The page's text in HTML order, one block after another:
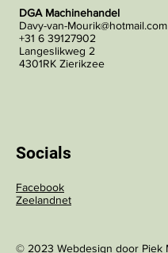
Socials
Facebook
Zeelandnet
© 2023 Webdesign door Piek
DGA Machinehandel
Davy-van-Mourik@hotmail.com
+31 6 39127902
Langeslikweg 2
4301RK Zierikzee